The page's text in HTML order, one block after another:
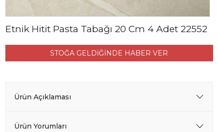
Etnik Hitit Pasta Tabağı 20 Cm 4 Adet 22552
STOĞA GELDİĞİNDE HABER VER
Ürün Açıklaması
Ürün Yorumları